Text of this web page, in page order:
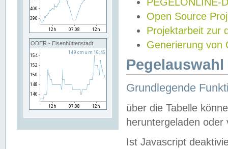
ODER - Eisenhüttenstadt
Open Source
Projektarbeit zur
Generierung von
Grundlegende
über die Tabelle
heruntergeladen oder
Ist Javascript